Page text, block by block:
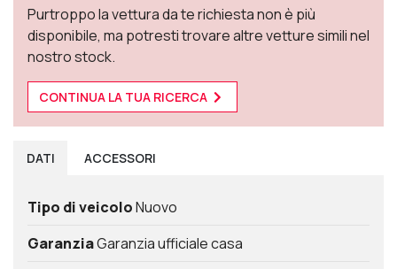
Purtroppo la vettura da te richiesta non è più
disponibile, ma potresti trovare altre vetture simili nel
nostro stock.
CONTINUA LA TUA RICERCA
DATI ACCESSORI
Tipo di veicoloNuovo
GaranziaGaranzia ufficiale casa